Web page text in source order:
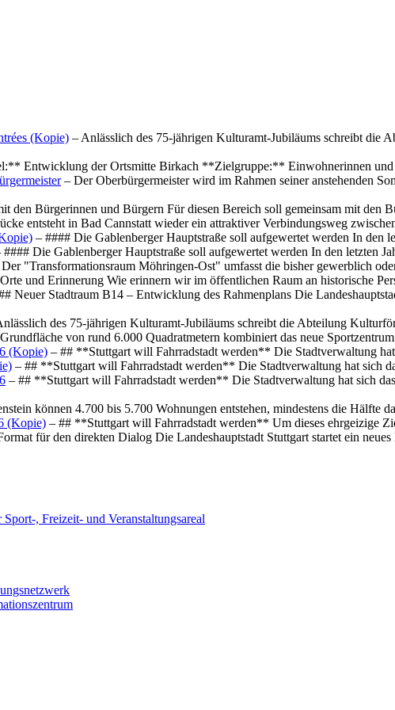
(Kopie) – Anlässlich des 75-jährigen Kulturamt-Jubiläums schreibt die
Entwicklung der Ortsmitte Birkach **Zielgruppe:** Einwohnerinnen
– Der Oberbürgermeister wird im Rahmen seiner anstehenden
den Bürgerinnen und Bürgern Für diesen Bereich soll gemeinsam mit den
entsteht in Bad Cannstatt wieder ein attraktiver Verbindungsweg
– #### Die Gablenberger Hauptstraße soll aufgewertet werden In
#### Die Gablenberger Hauptstraße soll aufgewertet werden In den letzten
"Transformationsraum Möhringen-Ost" umfasst die bisher gewerblich
und Erinnerung Wie erinnern wir im öffentlichen Raum an historische
Neuer Stadtraum B14 – Entwicklung des Rahmenplans Die
des 75-jährigen Kulturamt-Jubiläums schreibt die Abteilung
von rund 6.000 Quadratmetern kombiniert das neue
(Kopie) – ## **Stuttgart will Fahrradstadt werden** Die Stadtverwaltung
– ## **Stuttgart will Fahrradstadt werden** Die Stadtverwaltung hat sich
– ## **Stuttgart will Fahrradstadt werden** Die Stadtverwaltung hat sich
können 4.700 bis 5.700 Wohnungen entstehen, mindestens die Hälfte
(Kopie) – ## **Stuttgart will Fahrradstadt werden** Um dieses ehrgeizige
für den direkten Dialog Die Landeshauptstadt Stuttgart startet ein
, Freizeit- und Veranstaltungsareal